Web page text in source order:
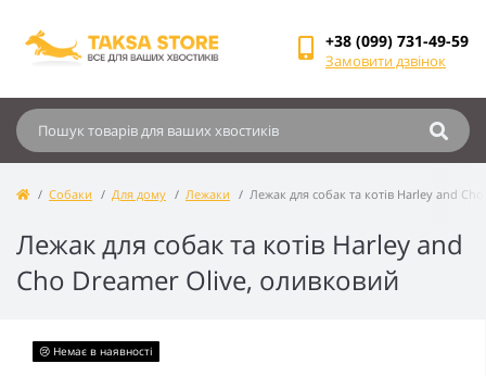
+38 (099) 731-49-59
Замовити дзвінок
Собаки Для дому Лежаки Лежак для собак та котів Harley and
Лежак для собак та котів Harley and
Cho Dreamer Olive, оливковий
😢 Немає в наявності